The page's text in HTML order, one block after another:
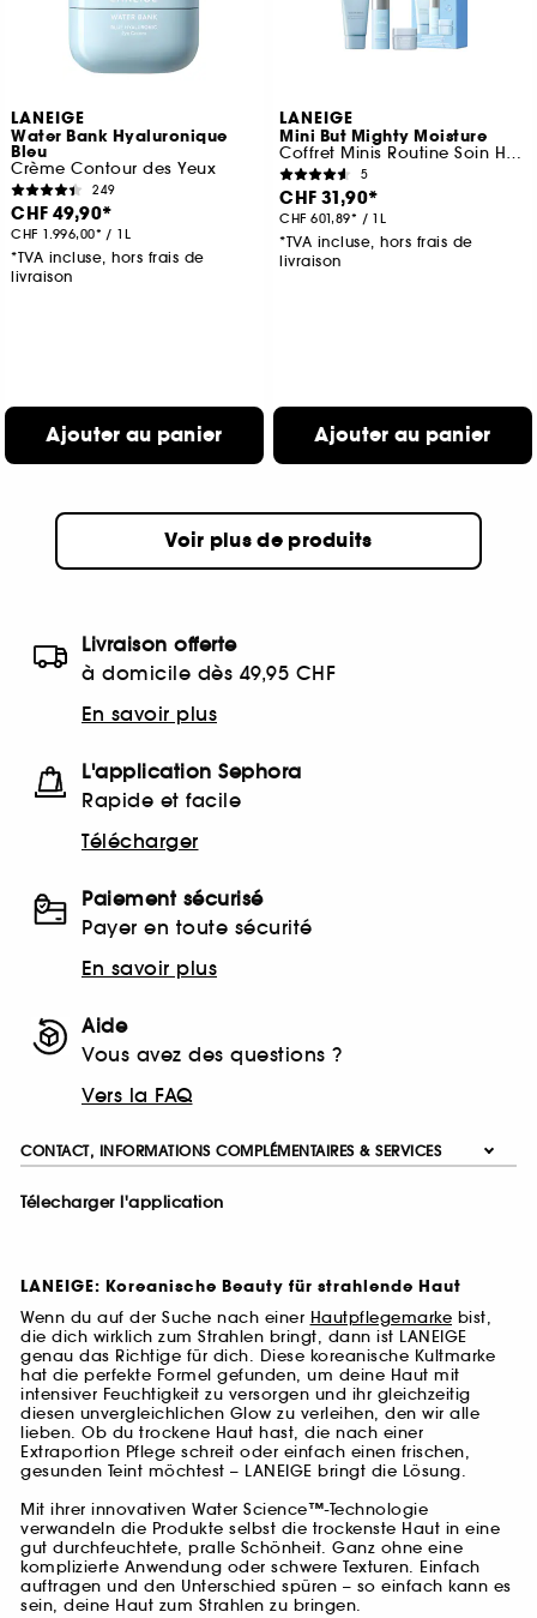
LANEIGE
Water Bank Hyaluronique
Bleu
Crème Contour des Yeux
249
CHF 49,90
CHF 1.996,00 / 1L
*TVA incluse, hors frais de
livraison
Ajouter au panier
LANEIGE
Mini But Mighty Moisture
Coffret Minis Routine Soin Hydratant Visage
5
CHF 31,90
CHF 601,89 / 1L
*TVA incluse, hors frais de
livraison
Ajouter au panier
Voir plus de produits
Livraison offerte
à domicile dès 49,95 CHF
En savoir plus
L'application Sephora
Rapide et facile
Télécharger
Paiement sécurisé
Payer en toute sécurité
En savoir plus
Aide
Vous avez des questions ?
Vers la FAQ
CONTACT, INFORMATIONS COMPLÉMENTAIRES & SERVICES
Télecharger l'application
LANEIGE: Koreanische Beauty für strahlende Haut
Wenn du auf der Suche nach einer Hautpflegemarke bist,
die dich wirklich zum Strahlen bringt, dann ist LANEIGE
genau das Richtige für dich. Diese koreanische Kultmarke
hat die perfekte Formel gefunden, um deine Haut mit
intensiver Feuchtigkeit zu versorgen und ihr gleichzeitig
diesen unvergleichlichen Glow zu verleihen, den wir alle
lieben. Ob du trockene Haut hast, die nach einer
Extraportion Pflege schreit oder einfach einen frischen,
gesunden Teint möchtest – LANEIGE bringt die Lösung.
Mit ihrer innovativen Water Science™-Technologie
verwandeln die Produkte selbst die trockenste Haut in eine
gut durchfeuchtete, pralle Schönheit. Ganz ohne eine
komplizierte Anwendung oder schwere Texturen. Einfach
auftragen und den Unterschied spüren – so einfach kann es
sein, deine Haut zum Strahlen zu bringen.